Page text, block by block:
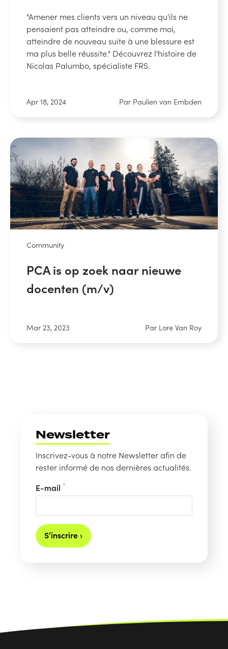
"Amener mes clients vers un niveau qu'ils ne
pensaient pas atteindre ou, comme moi,
atteindre de nouveau suite à une blessure est
ma plus belle réussite." Découvrez l'histoire de
Nicolas Palumbo, spécialiste FRS.
Apr 18, 2024 Par Paulien van Embden
Community
PCA is op zoek naar nieuwe
docenten (m/v)
Mar 23, 2023 Par Lore Van Roy
Newsletter
Inscrivez-vous à notre Newsletter afin de
rester informé de nos dernières actualités.
E-mail *
S’inscrire ›